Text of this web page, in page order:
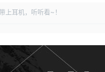
上耳机，听听看~！